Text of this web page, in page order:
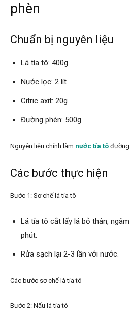
phèn
Chuẩn bị nguyên liệu
Lá tía tô: 400g
Nước lọc: 2 lít
Citric axit: 20g
Đường phèn: 500g
Nguyên liệu chính làm nước tía tô đường
Các bước thực hiện
Bước 1: Sơ chế lá tía tô
Lá tía tô cắt lấy lá bỏ thân,
phút.
Rửa sạch lại 2-3 lần với nước.
Các bước sơ chế là tía tô
Bước 2: Nấu lá tía tô